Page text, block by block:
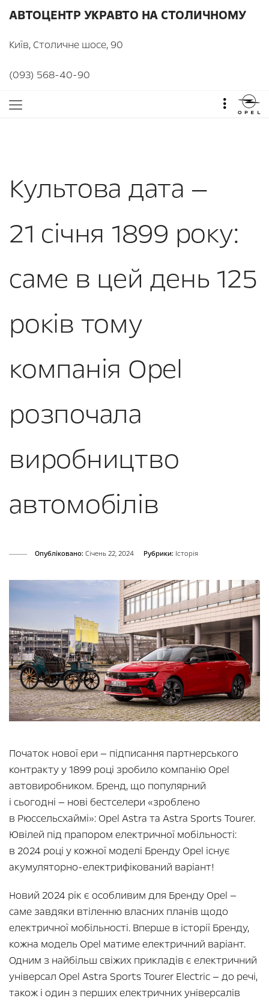
АВТОЦЕНТР УКРАВТО НА СТОЛИЧНОМУ
Київ, Столичне шосе, 90
(093) 568-40-90
Культова дата —
21 січня 1899 року:
саме в цей день 125
років тому
компанія Opel
розпочала
виробництво
автомобілів
Опубліковано: Cічень 22, 2024 Рубрики: Історія
Початок нової ери — підписання партнерського
контракту у 1899 році зробило компанію Opel
автовиробником. Бренд, що популярний
і сьогодні — нові бестселери «зроблено
в Рюссельсхаймі»: Opel Astra та Astra Sports Tourer.
Ювілей під прапором електричної мобільності:
в 2024 році у кожної моделі Бренду Opel існує
акумуляторно-електрифікований варіант!
Новий 2024 рік є особливим для Бренду Opel —
саме завдяки втіленню власних планів щодо
електричної мобільності. Вперше в історії Бренду,
кожна модель Opel матиме електричний варіант.
Одним з найбільш свіжих прикладів є електричний
універсал Opel Astra Sports Tourer Electric — до речі,
також і один з перших електричних універсалів